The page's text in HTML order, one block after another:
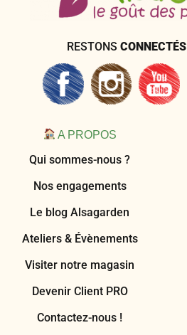
RESTONS CONNECTÉS
A PROPOS
Qui sommes-nous ?
Nos engagements
Le blog Alsagarden
Ateliers & Évènements
Visiter notre magasin
Devenir Client PRO
Contactez-nous !